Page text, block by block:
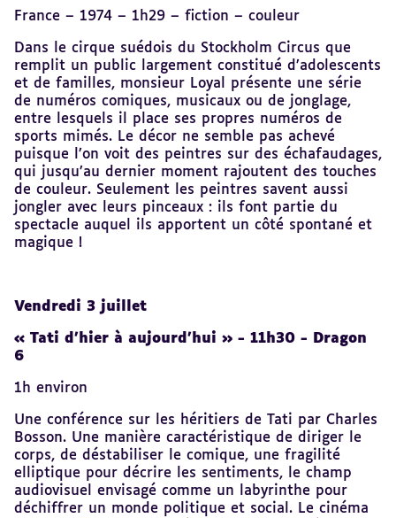
France – 1974 – 1h29 – fiction – couleur
Dans le cirque suédois du Stockholm Circus que
remplit un public largement constitué d’adolescents
et de familles, monsieur Loyal présente une série
de numéros comiques, musicaux ou de jonglage,
entre lesquels il place ses propres numéros de
sports mimés. Le décor ne semble pas achevé
puisque l’on voit des peintres sur des échafaudages,
qui jusqu’au dernier moment rajoutent des touches
de couleur. Seulement les peintres savent aussi
jongler avec leurs pinceaux : ils font partie du
spectacle auquel ils apportent un côté spontané et
magique !
Vendredi 3 juillet
« Tati d’hier à aujourd’hui » - 11h30 - Dragon
6
1h environ
Une conférence sur les héritiers de Tati par Charles
Bosson. Une manière caractéristique de diriger le
corps, de déstabiliser le comique, une fragilité
elliptique pour décrire les sentiments, le champ
audiovisuel envisagé comme un labyrinthe pour
déchiffrer un monde politique et social. Le cinéma